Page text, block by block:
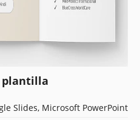
plantilla
Slides, Microsoft PowerPoint